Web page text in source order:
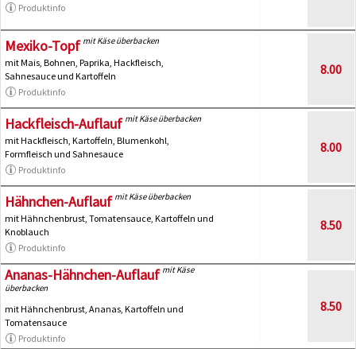
Produktinfo
Mexiko-Topf mit Käse überbacken
mit Mais, Bohnen, Paprika, Hackfleisch,
Sahnesauce und Kartoffeln
Produktinfo
8.00
Hackfleisch-Auflauf mit Käse überbacken
mit Hackfleisch, Kartoffeln, Blumenkohl,
Formfleisch und Sahnesauce
Produktinfo
8.00
Hähnchen-Auflauf mit Käse überbacken
mit Hähnchenbrust, Tomatensauce, Kartoffeln und
Knoblauch
Produktinfo
8.50
Ananas-Hähnchen-Auflauf mit Käse
überbacken
mit Hähnchenbrust, Ananas, Kartoffeln und
Tomatensauce
Produktinfo
8.50